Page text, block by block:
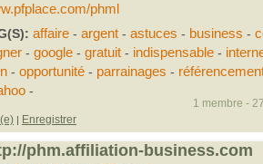
phml
affaire- argent- astuces - business -
- google- gratuit- indispensable-
- opportunité- parrainages -
-
| Enregistrer
1 membre -
phm.affiliation-business.com